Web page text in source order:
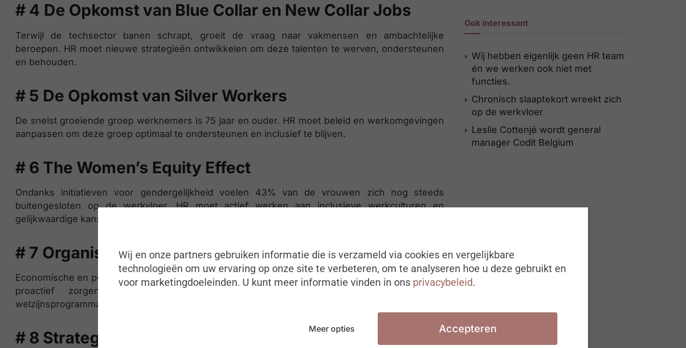
# 4 De Opkomst van Blue Collar en New Collar Jobs
Terwijl de techsector banen schrapt, groeit de vraag naar vakmensen en ambachtelijke
beroepen. HR moet nieuwe strategieën ontwikkelen om deze talenten te werven, ondersteunen
en behouden.
# 5 De Opkomst van Silver Workers
De snelst groeiende groep werknemers is 75 jaar en ouder. HR moet beleid en werkomgevingen
aanpassen om deze groep optimaal te ondersteunen en inclusief te blijven.
# 6 The Women’s Equity Effect
Ondanks initiatieven voor gendergelijkheid voelen 43% van de vrouwen zich nog steeds
buitengesloten op de werkvloer. HR moet actief werken aan inclusieve werkculturen en
gelijkwaardige kansen voor vrouwen en andere ondervertegenwoordigde groepen.
# 7 Organisatorische Angst en Onzekerheid
Economische en politieke onzekerheid zorgen voor angst en stress onder werknemers. HR moet
proactief zorgen voor psychologische veiligheid, transparante communicatie en
welzijnsprogramma’s.
# 8 Strategische HR is Niets Zonder Tactische
Ook interessant
Wij hebben eigenlijk geen HR team
én we werken ook niet met
functies.
Chronisch slaaptekort wreekt zich
op de werkvloer
Leslie Cottenjé wordt general
manager Codit Belgium
Wij en onze partners gebruiken informatie die is verzameld via cookies en vergelijkbare
technologieën om uw ervaring op onze site te verbeteren, om te analyseren hoe u deze gebruikt en
voor marketingdoeleinden. U kunt meer informatie vinden in ons privacybeleid.
Meer opties Accepteren